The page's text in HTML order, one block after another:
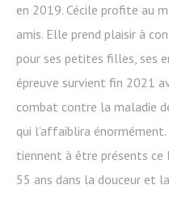
en 2019. Cécile profite au
amis. Elle prend plaisir à
pour ses petites filles, ses
épreuve survient fin 2021
combat contre la maladie
qui l’affaiblira
tiennent à être présents ce
55 ans dans la douceur et